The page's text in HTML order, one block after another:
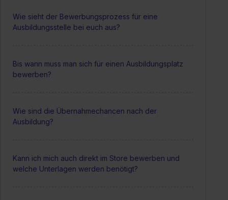
Wie sieht der Bewerbungsprozess für eine
Ausbildungsstelle bei euch aus?
Bis wann muss man sich für einen Ausbildungsplatz
bewerben?
Wie sind die Übernahmechancen nach der
Ausbildung?
Kann ich mich auch direkt im Store bewerben und
welche Unterlagen werden benötigt?